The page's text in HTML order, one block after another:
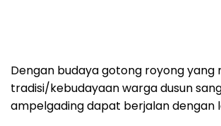
Dengan budaya gotong royong yang
tradisi/kebudayaan warga dusun
ampelgading dapat berjalan dengan